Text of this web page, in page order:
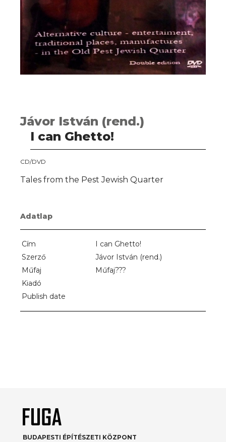
Jávor István (rend.)
I can Ghetto!
CD/DVD
Tales from the Pest Jewish Quarter
Adatlap
Cím
I can Ghetto!
Szerző
Jávor István (rend.)
Műfaj
Műfaj???
Kiadó
Publish date
BUDAPESTI ÉPÍTÉSZETI KÖZPONT